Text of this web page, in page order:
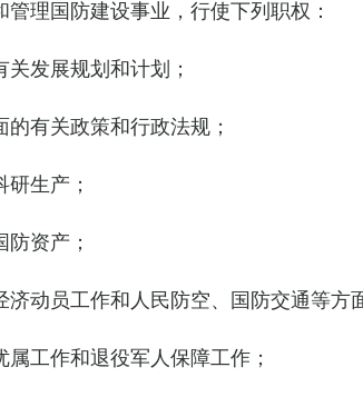
理国防建设事业，行使下列职权：
关发展规划和计划；
的有关政策和行政法规；
研生产；
防资产；
济动员工作和人民防空、国防交通等方
属工作和退役军人保障工作；